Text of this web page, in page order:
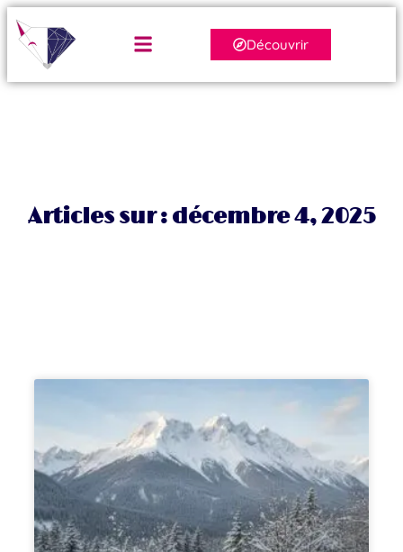
Découvrir
Articles sur : décembre 4, 2025